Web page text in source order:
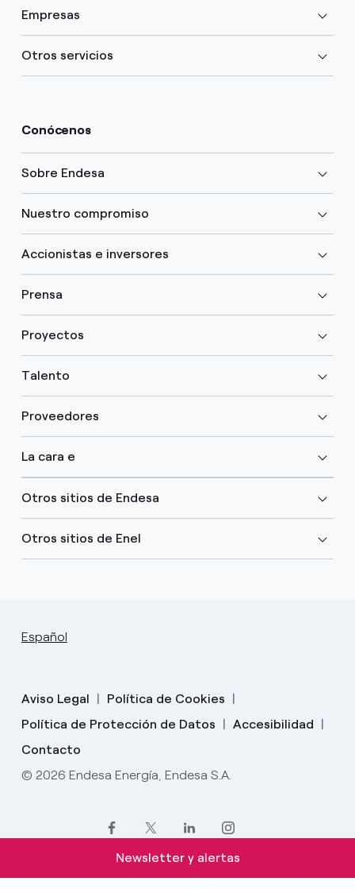
Empresas
Otros servicios
Conócenos
Sobre Endesa
Nuestro compromiso
Accionistas e inversores
Prensa
Proyectos
Talento
Proveedores
La cara e
Otros sitios de Endesa
Otros sitios de Enel
Español
Aviso Legal
Política de Cookies
Política de Protección de Datos
Accesibilidad
Contacto
© 2026 Endesa Energía, Endesa S.A.
Newsletter y alertas